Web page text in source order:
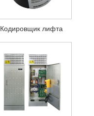
Кодировщик лифта